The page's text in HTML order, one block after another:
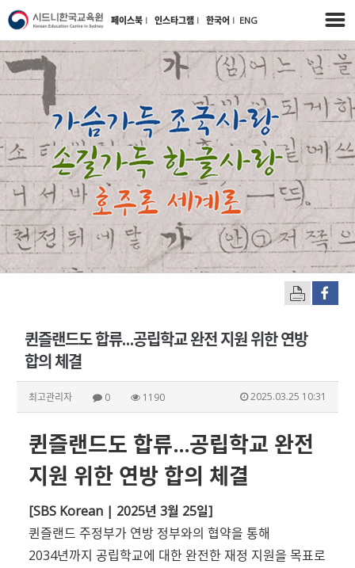
페이스북 l 인스타그램 l 한국어 l ENG
퀸즐랜드도 합류…공립학교 완전 지원 위한 연방
합의 체결
최고관리자 0 1190 2025.03.25 10:31
퀸즐랜드도 합류…공립학교 완전
지원 위한 연방 합의 체결
[SBS Korean | 2025년 3월 25일]
퀸즐랜드 주정부가 연방 정부와의 협약을 통해
2034년까지 공립학교에 대한 완전한 재정 지원을 목표로